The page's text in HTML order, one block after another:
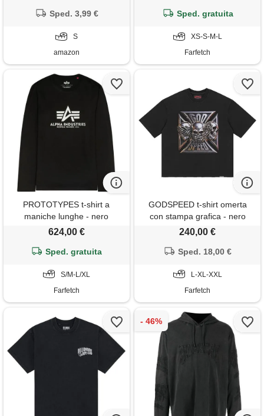
Sped. 3,99 €
S
amazon
Sped. gratuita
XS-S-M-L
Farfetch
PROTOTYPES t-shirt a
maniche lunghe - nero
624,00 €
Sped. gratuita
S/M-L/XL
Farfetch
GODSPEED t-shirt omerta
con stampa grafica - nero
240,00 €
Sped. 18,00 €
L-XL-XXL
Farfetch